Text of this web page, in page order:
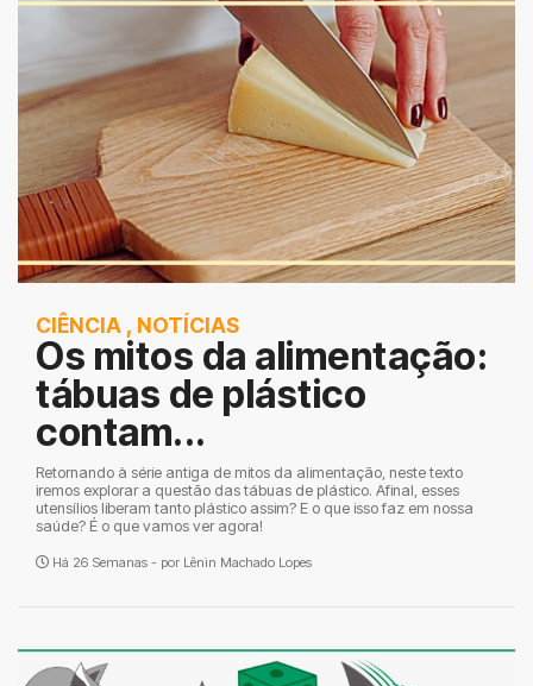
CIÊNCIA , NOTÍCIAS
Os mitos da alimentação:
tábuas de plástico
contam...
Retornando à série antiga de mitos da alimentação, neste texto
iremos explorar a questão das tábuas de plástico. Afinal, esses
utensílios liberam tanto plástico assim? E o que isso faz em nossa
saúde? É o que vamos ver agora!
Há 26 Semanas - por Lênin Machado Lopes